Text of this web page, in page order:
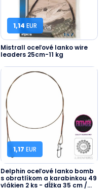
1,14 EUR
Mistrall oceľové lanko wire
leaders 25cm-11 kg
1,17 EUR
Delphin oceľové lanko bomb
s obratlíkom a karabinkou 49
vlákien 2 ks - dĺžka 35 cm /